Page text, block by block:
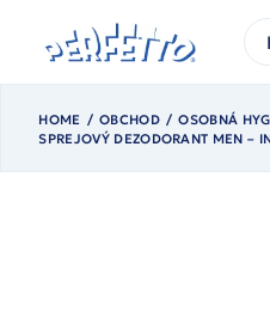
obsah
H
ľ
d
ť
HOME OBCHOD OSOBNÁ
SPREJOVÝ DEZODORANT MEN –